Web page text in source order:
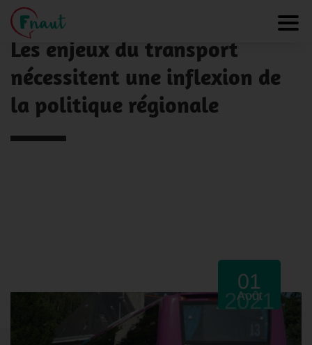
Panneau de gestion des cookies
NOS ACTUALITÉS
Les enjeux du transport
nécessitent une inflexion de
la politique régionale
01
Août
2021